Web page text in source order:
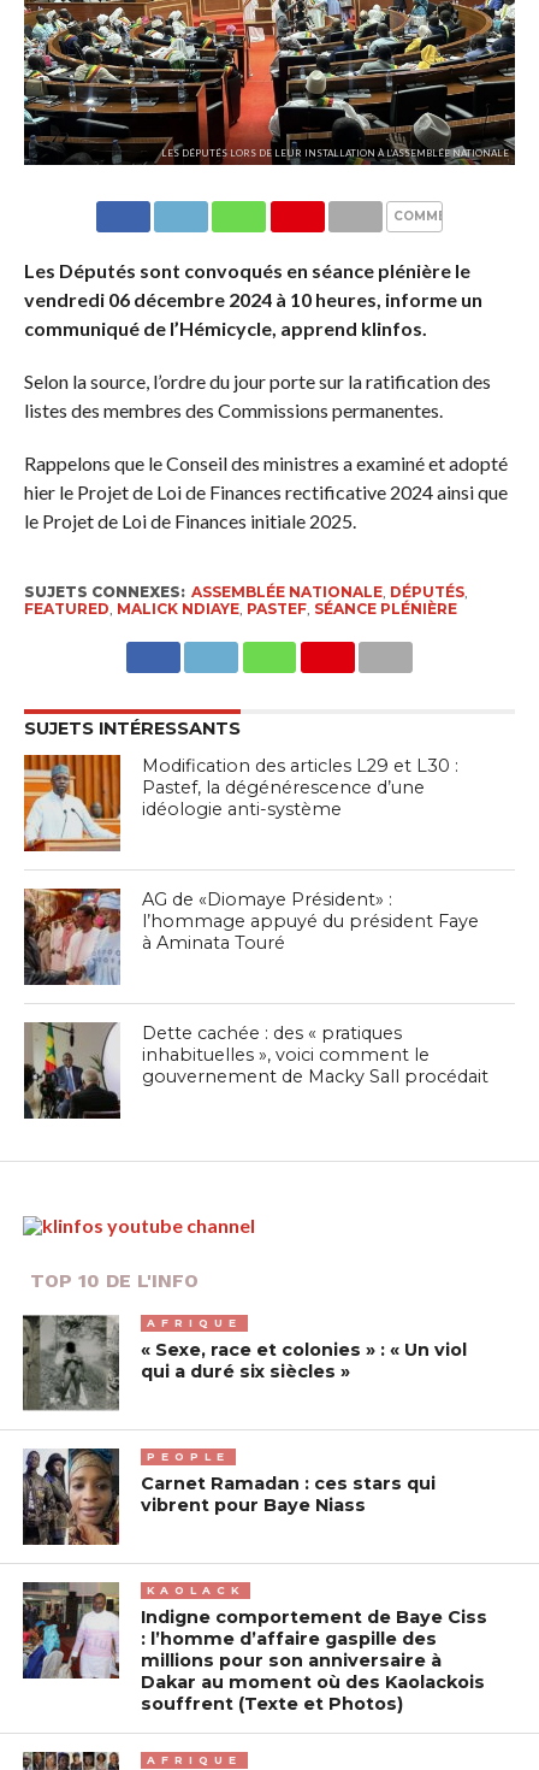
LES DÉPUTÉS LORS DE LEUR INSTALLATION À L’ASSEMBLÉE NATIONALE
COMMENTAIRES
Les Députés sont convoqués en séance plénière le
vendredi 06 décembre 2024 à 10 heures, informe un
communiqué de l’Hémicycle, apprend klinfos.
Selon la source, l’ordre du jour porte sur la ratification des
listes des membres des Commissions permanentes.
Rappelons que le Conseil des ministres a examiné et adopté
hier le Projet de Loi de Finances rectificative 2024 ainsi que
le Projet de Loi de Finances initiale 2025.
SUJETS CONNEXES: ASSEMBLÉE NATIONALE, DÉPUTÉS,
FEATURED MALICK NDIAYE, PASTEF, SÉANCE PLÉNIÈRE
SUJETS INTÉRESSANTS
Modification des articles L29 et L30 :
Pastef, la dégénérescence d’une
idéologie anti-système
AG de «Diomaye Président» :
l’hommage appuyé du président Faye
à Aminata Touré
Dette cachée : des « pratiques
inhabituelles », voici comment le
gouvernement de Macky Sall procédait
TOP 10 DE L'INFO
AFRIQUE
« Sexe, race et colonies » : « Un viol
qui a duré six siècles »
PEOPLE
Carnet Ramadan : ces stars qui
vibrent pour Baye Niass
KAOLACK
Indigne comportement de Baye Ciss
: l’homme d’affaire gaspille des
millions pour son anniversaire à
Dakar au moment où des Kaolackois
souffrent (Texte et Photos)
AFRIQUE